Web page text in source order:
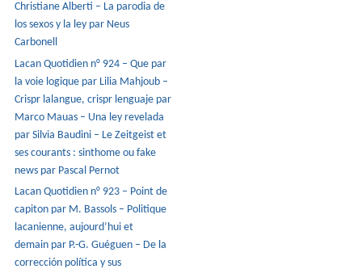
Christiane Alberti – La parodia de
los sexos y la ley par Neus
Carbonell
Lacan Quotidien n° 924 – Que par
la voie logique par Lilia Mahjoub –
Crispr lalangue, crispr lenguaje par
Marco Mauas – Una ley revelada
par Silvia Baudini – Le Zeitgeist et
ses courants : sinthome ou fake
news par Pascal Pernot
Lacan Quotidien n° 923 – Point de
capiton par M. Bassols – Politique
lacanienne, aujourd’hui et
demain par P.-G. Guéguen – De la
corrección política y sus